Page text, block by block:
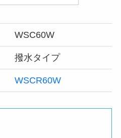
WSC60W
撥水タイプ
WSCR60W